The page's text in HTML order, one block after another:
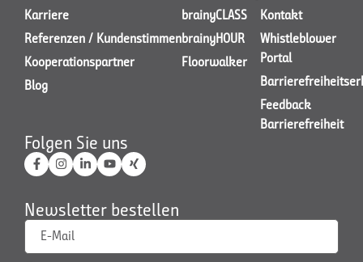
JETZT KONTAKT AUFNEHMEN
Karriere
Referenzen / Kundenstimmen
Kooperationspartner
Blog
brainyCLASS
brainyHOUR
Floorwalker
Kontakt
Whistleblower
Portal
Feedback
Barrierefreiheit
Folgen Sie uns
Newsletter bestellen
E-Mail